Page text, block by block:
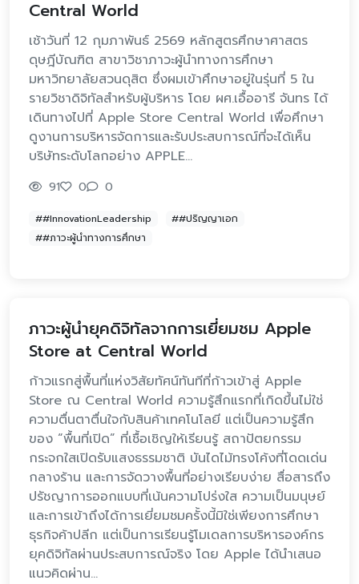
Central World
เช้าวันที่ 12 กุมภาพันธ์ 2569 หลักสูตรศึกษาศาสตร
ดุษฎีบัณฑิต สาขาวิชาภาวะผู้นำทางการศึกษา
มหาวิทยาลัยสวนดุสิต ซึ่งผมเข้าศึกษาอยู่ในรุ่นที่ 5 ใน
รายวิชาดิจิทัลสำหรับผู้บริหาร โดย ผศ.เอื้ออารี จันทร ได้
เดินทางไปที่ Apple Store Central World เพื่อศึกษา
ดูงานการบริหารจัดการและรับประสบการณ์ที่จะได้เห็น
บริษัทระดับโลกอย่าง APPLE…
91 0 0
##InnovationLeadership
##ปริญญาเอก
##ภาวะผู้นำทางการศึกษา
ภาวะผู้นำยุคดิจิทัลจากการเยี่ยมชม Apple
Store at Central World
ก้าวแรกสู่พื้นที่แห่งวิสัยทัศน์ทันทีที่ก้าวเข้าสู่ Apple
Store ณ Central World ความรู้สึกแรกที่เกิดขึ้นไม่ใช่
ความตื่นตาตื่นใจกับสินค้าเทคโนโลยี แต่เป็นความรู้สึก
ของ “พื้นที่เปิด” ที่เชื้อเชิญให้เรียนรู้ สถาปัตยกรรม
กระจกใสเปิดรับแสงธรรมชาติ บันไดไม้ทรงโค้งที่โดดเด่น
กลางร้าน และการจัดวางพื้นที่อย่างเรียบง่าย สื่อสารถึง
ปรัชญาการออกแบบที่เน้นความโปร่งใส ความเป็นมนุษย์
และการเข้าถึงได้การเยี่ยมชมครั้งนี้มิใช่เพียงการศึกษา
ธุรกิจค้าปลีก แต่เป็นการเรียนรู้โมเดลการบริหารองค์กร
ยุคดิจิทัลผ่านประสบการณ์จริง โดย Apple ได้นำเสนอ
แนวคิดผ่าน…